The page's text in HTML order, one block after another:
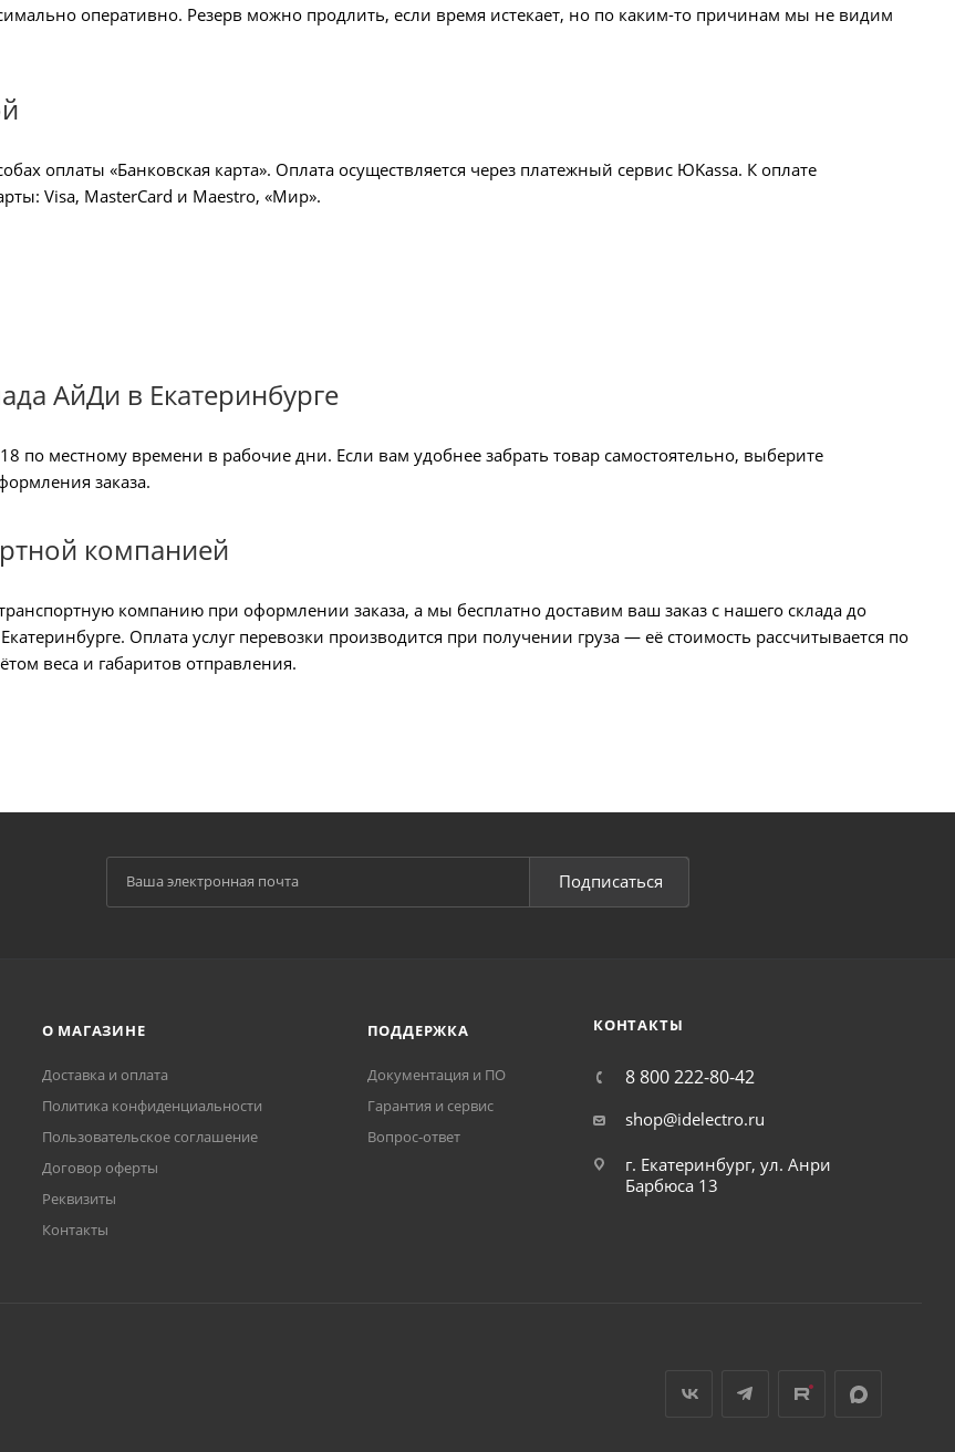
оперативно. Резерв можно продлить, если время истекает, но по каким-то причинам мы не видим
оплаты «Банковская карта». Оплата осуществляется через платежный сервис ЮKassa. К оплате
Visa, MasterCard и Maestro, «Мир».
АйДи в Екатеринбурге
по местному времени в рабочие дни. Если вам удобнее забрать товар самостоятельно, выберите
заказа.
компанией
компанию при оформлении заказа, а мы бесплатно доставим ваш заказ с нашего склада до
Оплата услуг перевозки производится при получении груза — её стоимость рассчитывается по
веса и габаритов отправления.
Подписаться
О МАГАЗИНЕ
Доставка и оплата
Политика конфиденциальности
Пользовательское соглашение
Договор оферты
Реквизиты
Контакты
ПОДДЕРЖКА
Документация и ПО
Гарантия и сервис
Вопрос-ответ
КОНТАКТЫ
8 800 222-80-42
shop@idelectro.ru
г. Екатеринбург, ул. Анри
Барбюса 13